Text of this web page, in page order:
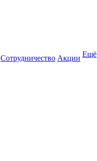
Сотрудничество Акции Ещё